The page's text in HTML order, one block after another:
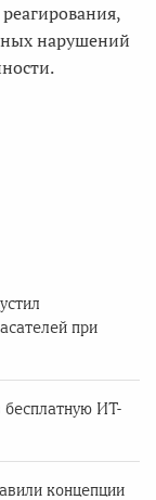
нарушений
при
бесплатную ИТ-
концепции